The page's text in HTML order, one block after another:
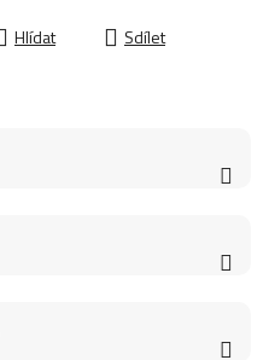
Hlídat Sdílet